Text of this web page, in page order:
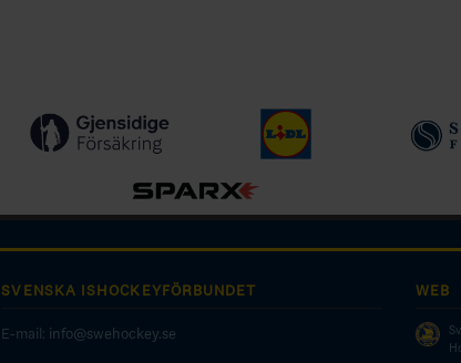
SVENSKA ISHOCKEYFÖRBUNDET
E-mail: info@swehockey.se
WEB